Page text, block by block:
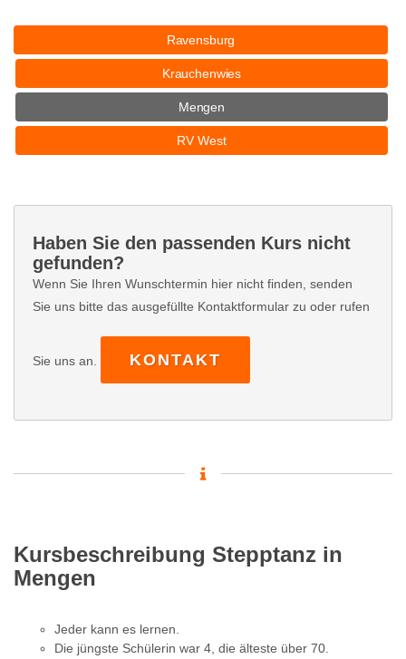
Ravensburg
Krauchenwies
Mengen
RV West
Haben Sie den passenden Kurs nicht
gefunden?
Wenn Sie Ihren Wunschtermin hier nicht finden, senden
Sie uns bitte das ausgefüllte Kontaktformular zu oder rufen
Sie uns an. KONTAKT
Kursbeschreibung Stepptanz in
Mengen
Jeder kann es lernen.
Die jüngste Schülerin war 4, die älteste über 70.